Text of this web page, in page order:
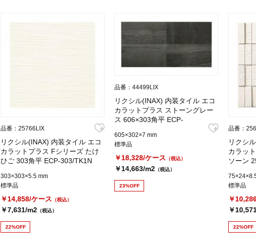
品番：25766LIX
リクシル(INAX) 内装タイル エコ
カラットプラス Fシリーズ たけ
ひご 303角平 ECP-303/TK1N
303×303×5.5 mm
標準品
￥14,858/ケース （税込）
￥7,631/m2 （税込）
22%OFF
品番：44499LIX
リクシル(INAX) 内装タイル エコ
カラットプラス ストーングレー
ス 606×303角平 ECP-
605×302×7 mm
標準品
￥18,328/ケース （税込）
￥14,663/m2 （税込）
23%OFF
品番：
リクシ
カラッ
ソーン
標準品
￥
￥
22%OFF